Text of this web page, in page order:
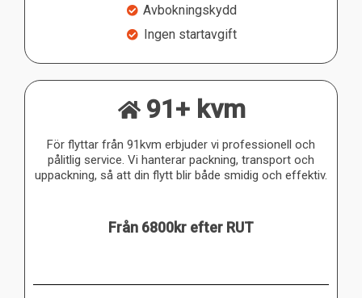
Avbokningskydd
Ingen startavgift
91+ kvm
För flyttar från 91kvm erbjuder vi professionell och
pålitlig service. Vi hanterar packning, transport och
uppackning, så att din flytt blir både smidig och effektiv.
Från 6800kr efter RUT